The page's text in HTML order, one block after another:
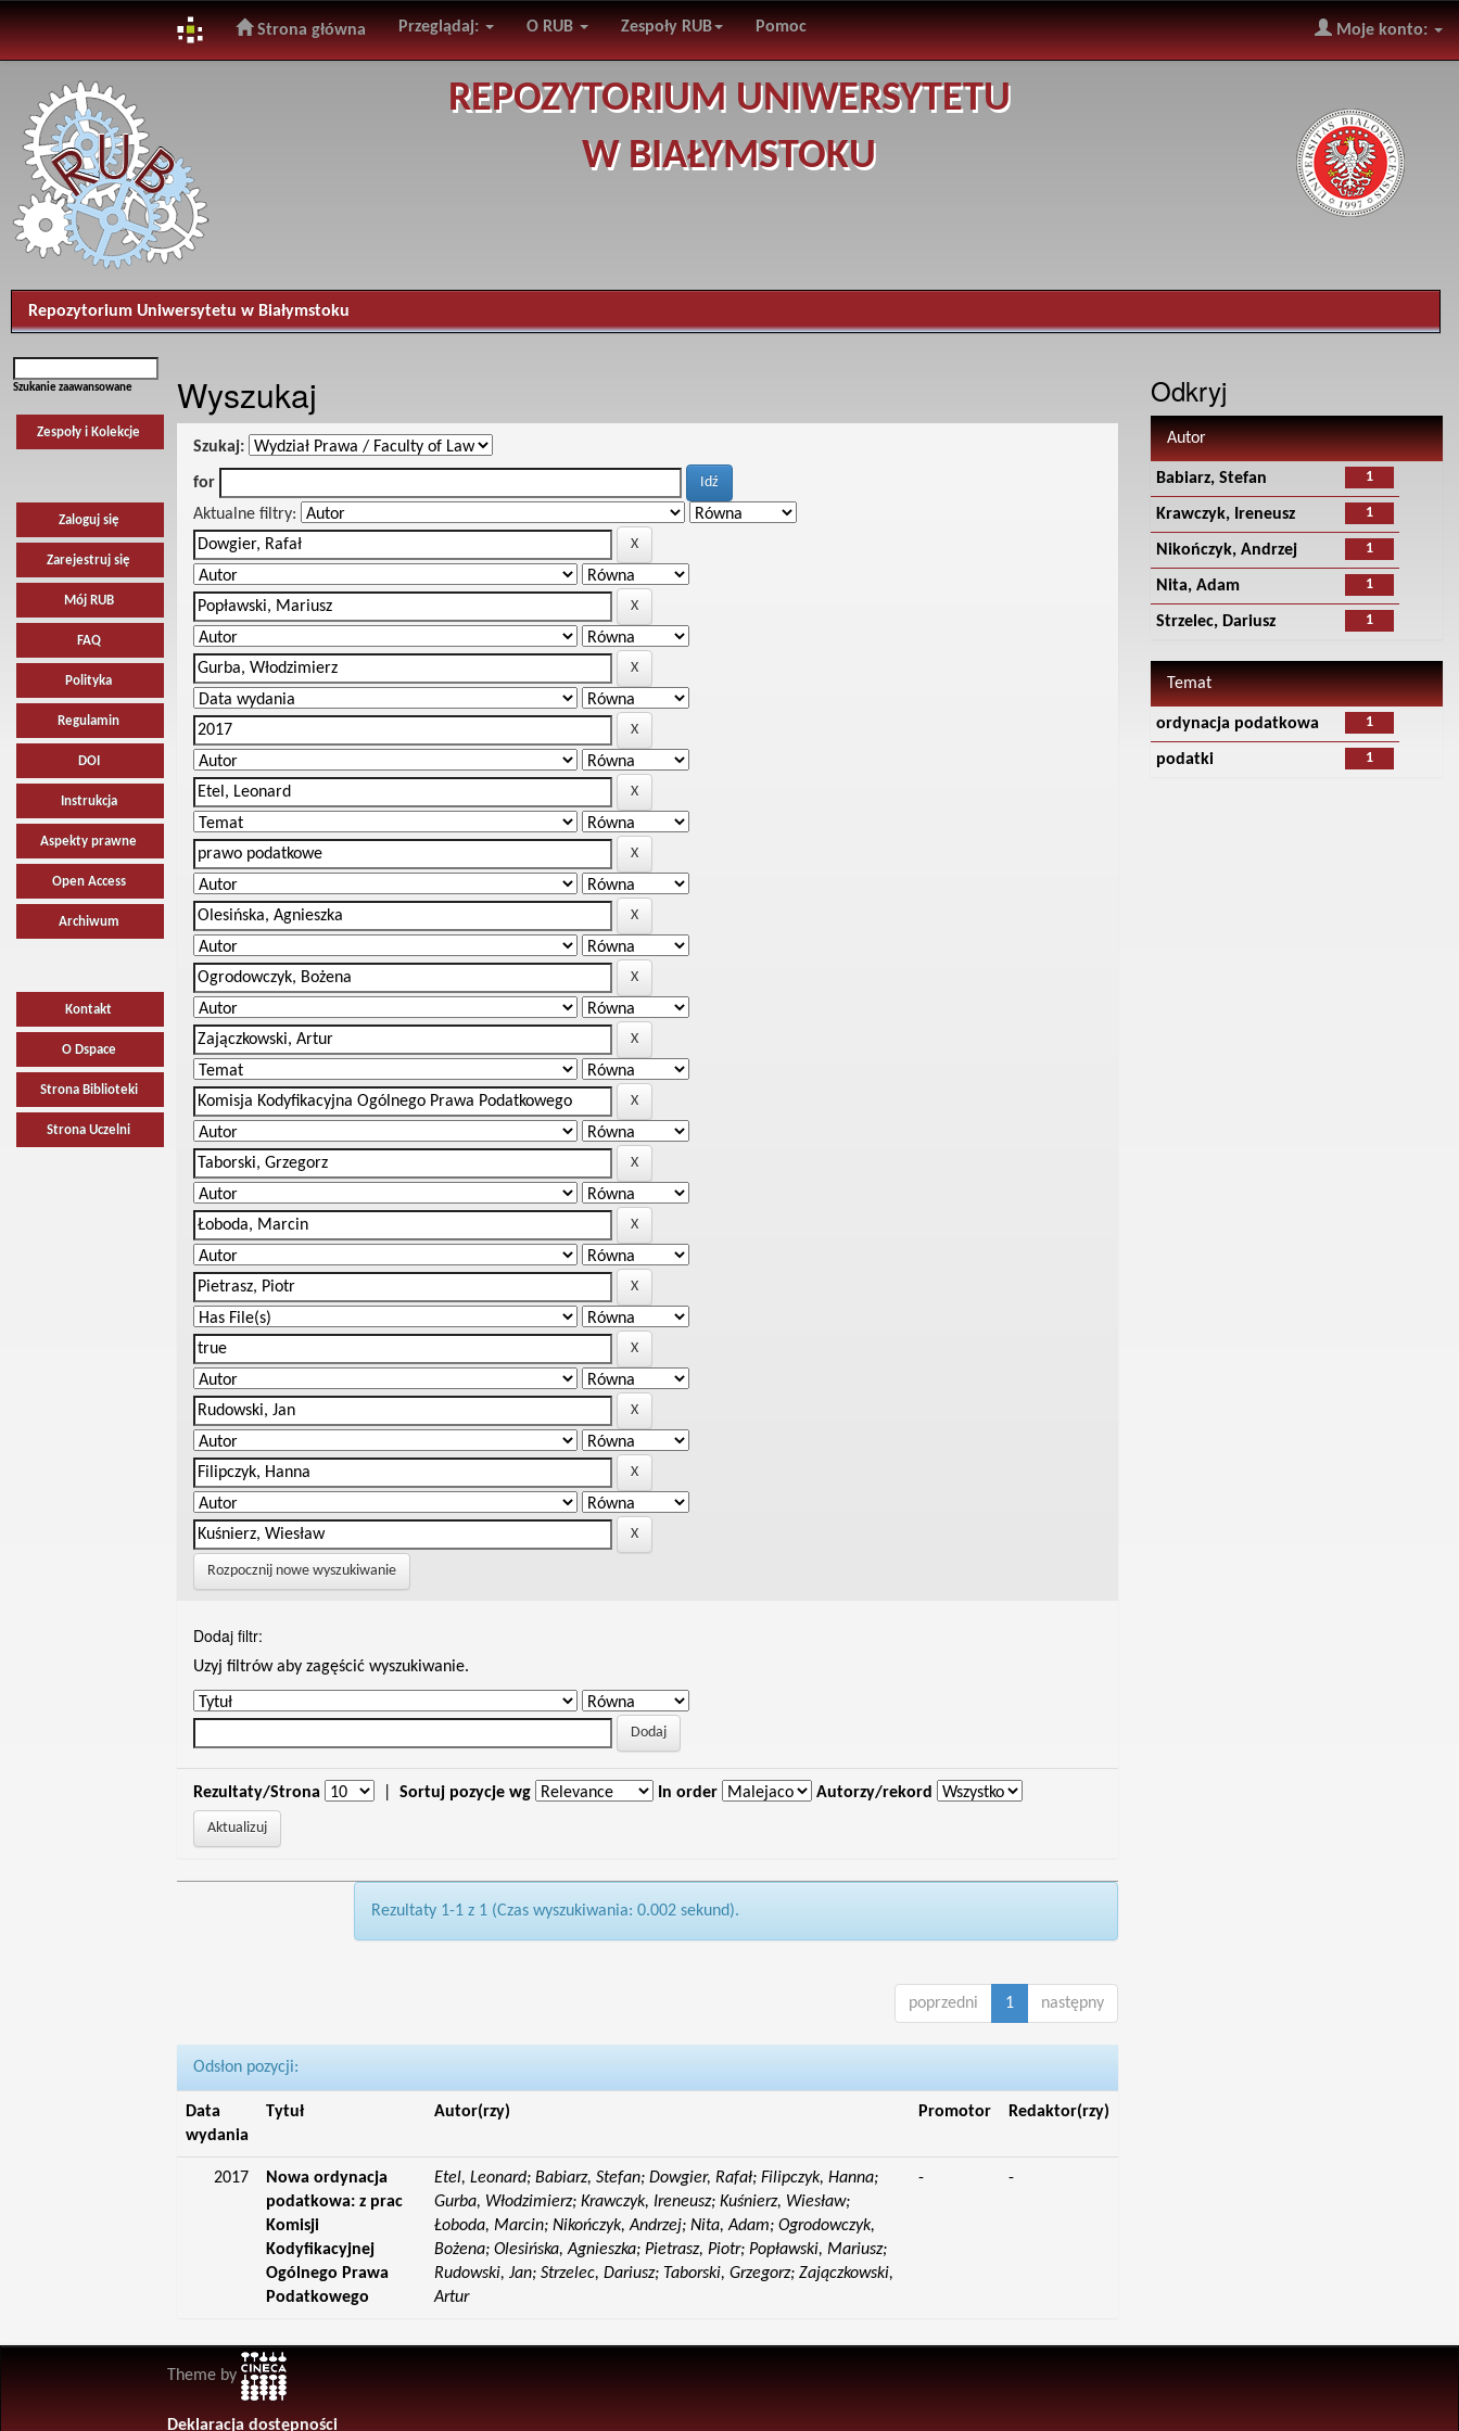
navigation
Strona główna Przeglądaj: O RUB Zespoły RUB Pomoc Moje konto:
REPOZYTORIUM UNIWERSYTETU
W BIAŁYMSTOKU
Repozytorium Uniwersytetu w Białymstoku
Szukanie zaawansowane
Zespoły i Kolekcje
Zaloguj się
Zarejestruj się
Mój RUB
FAQ
Polityka
Regulamin
DOI
Instrukcja
Aspekty prawne
Open Access
Archiwum
Kontakt
O Dspace
Strona Biblioteki
Strona Uczelni
Wyszukaj
Szukaj:
for
Aktualne filtry:
Rozpocznij nowe wyszukiwanie
Dodaj filtr:
Uzyj filtrów aby zagęścić wyszukiwanie.
Rezultaty/Strona Sortuj pozycje wg In order Autorzy/rekord
Rezultaty 1-1 z 1 (Czas wyszukiwania: 0.002 sekund).
poprzedni 1 następny
Odsłon pozycji:
Data
wydania
Tytuł Autor(rzy) Promotor Redaktor(rzy)
2017
Nowa ordynacja
podatkowa: z prac
Komisji
Kodyfikacyjnej
Ogólnego Prawa
Podatkowego
Etel, Leonard; Babiarz, Stefan; Dowgier, Rafał; Filipczyk, Hanna;
Gurba, Włodzimierz; Krawczyk, Ireneusz; Kuśnierz, Wiesław;
Łoboda, Marcin; Nikończyk, Andrzej; Nita, Adam; Ogrodowczyk,
Bożena; Olesińska, Agnieszka; Pietrasz, Piotr; Popławski, Mariusz;
Rudowski, Jan; Strzelec, Dariusz; Taborski, Grzegorz; Zajączkowski,
Artur
- -
Odkryj
Autor
1
Babiarz, Stefan
1
Krawczyk, Ireneusz
1
Nikończyk, Andrzej
1
Nita, Adam
1
Strzelec, Dariusz
Temat
1
ordynacja podatkowa
1
podatki
Theme by
Deklaracja dostępności